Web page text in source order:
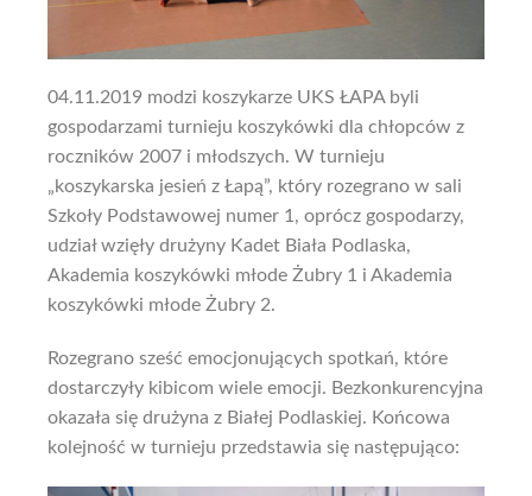
04.11.2019 modzi koszykarze UKS ŁAPA byli
gospodarzami turnieju koszykówki dla chłopców z
roczników 2007 i młodszych. W turnieju
„koszykarska jesień z Łapą”, który rozegrano w sali
Szkoły Podstawowej numer 1, oprócz gospodarzy,
udział wzięły drużyny Kadet Biała Podlaska,
Akademia koszykówki młode Żubry 1 i Akademia
koszykówki młode Żubry 2.
Rozegrano sześć emocjonujących spotkań, które
dostarczyły kibicom wiele emocji. Bezkonkurencyjna
okazała się drużyna z Białej Podlaskiej. Końcowa
kolejność w turnieju przedstawia się następująco: